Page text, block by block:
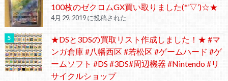
100枚のゼクロムGX買い取りました(*’▽’)☆★
4月 29, 2019 に投稿された
★DSと3DSの買取リスト作成しました！★ #マ
ンガ倉庫 #八幡西区 #若松区 #ゲームハード #ゲ
ームソフト #DS #3DS#周辺機器 #Nintendo #リ
サイクルショップ